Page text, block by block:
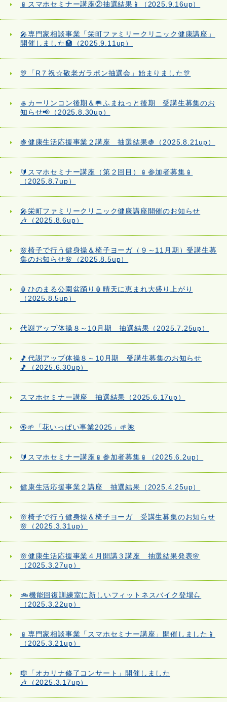
📱スマホセミナー講座②抽選結果📱（2025.9.16up）
🎤専門家相談事業「栄町ファミリークリニック健康講座」
開催しました🏥（2025.9.11up）
🎊「R７祝☆敬老ガラポン抽選会」始まりました🎊
🥌カーリンコン後期＆🥅ふまねっと後期 受講生募集のお
知らせ📢（2025.8.30up）
🍇健康生活応援事業２講座 抽選結果🍇（2025.8.21up）
🔰スマホセミナー講座（第２回目）📱参加者募集📱
（2025.8.7up）
🎤栄町ファミリークリニック健康講座開催のお知らせ
🎶（2025.8.6up）
🌸椅子で行う健身操＆椅子ヨーガ（９～11月期）受講生募
集のお知らせ🌸（2025.8.5up）
🏮ひのまる公園盆踊り🏮晴天に恵まれ大盛り上がり
（2025.8.5up）
代謝アップ体操８～10月期 抽選結果（2025.7.25up）
🎵代謝アップ体操８～10月期 受講生募集のお知らせ
🎵（2025.6.30up）
スマホセミナー講座 抽選結果（2025.6.17up）
🏵️🌱「花いっぱい事業2025」🌱🌺
🔰スマホセミナー講座📱参加者募集📱（2025.6.2up）
健康生活応援事業２講座 抽選結果（2025.4.25up）
🌸椅子で行う健身操＆椅子ヨーガ 受講生募集のお知らせ
🌸（2025.3.31up）
🌸健康生活応援事業４月開講３講座 抽選結果発表🌸
（2025.3.27up）
🚲機能回復訓練室に新しいフィットネスバイク登場🛴
（2025.3.22up）
📱専門家相談事業「スマホセミナー講座」開催しました📱
（2025.3.21up）
🎼「オカリナ修了コンサート」開催しました
🎶（2025.3.17up）